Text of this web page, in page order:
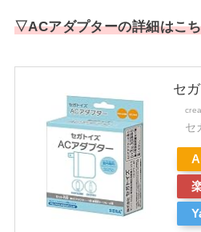
▽ACアダプターの詳細はこ
セ
セ